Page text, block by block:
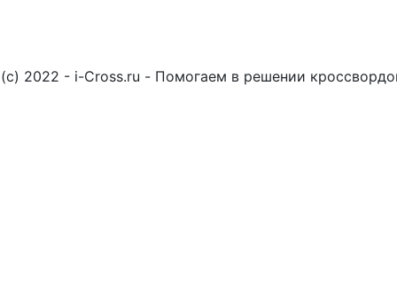
(c) 2022 - i-Cross.ru - Помогаем в решении